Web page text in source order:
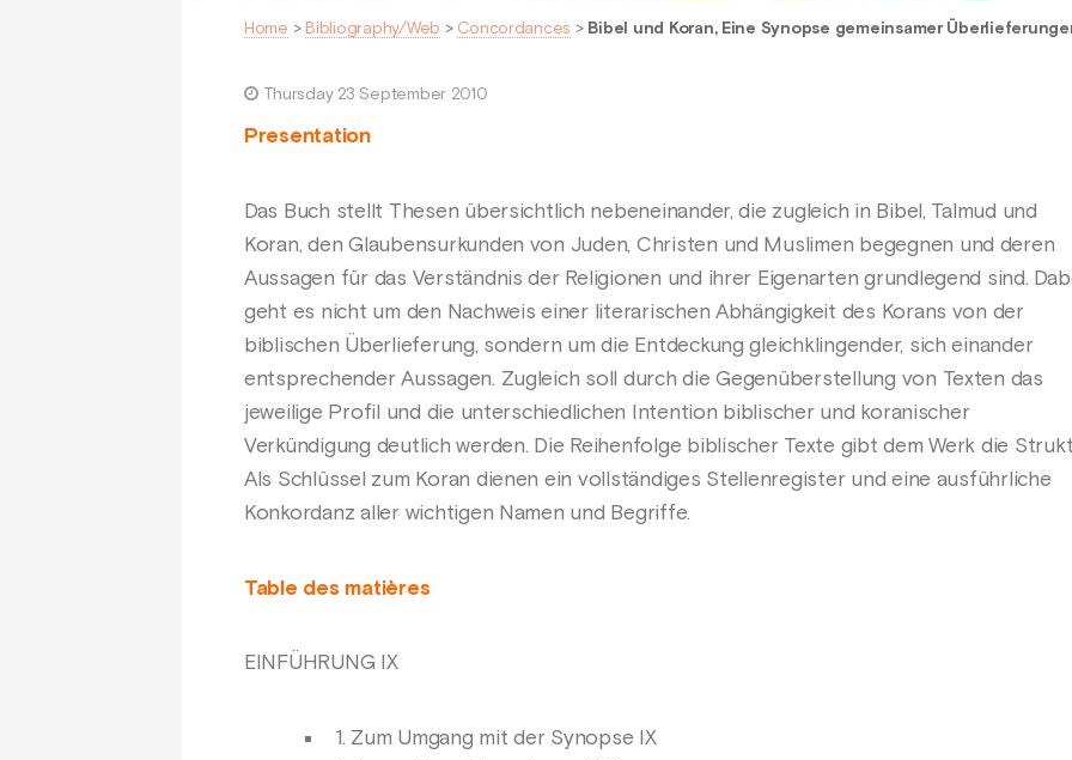
Home > Bibliography/Web > Concordances > Bibel und Koran, Eine Synopse gemeinsamer
Thursday 23 September 2010
Presentation
Das Buch stellt Thesen übersichtlich nebeneinander, die zugleich in Bibel, Talmud und
Koran, den Glaubensurkunden von Juden, Christen und Muslimen begegnen und deren
Aussagen für das Verständnis der Religionen und ihrer Eigenarten grundlegend sind.
geht es nicht um den Nachweis einer literarischen Abhängigkeit des Korans von der
biblischen Überlieferung, sondern um die Entdeckung gleichklingender, sich einander
entsprechender Aussagen. Zugleich soll durch die Gegenüberstellung von Texten das
jeweilige Profil und die unterschiedlichen Intention biblischer und koranischer
Verkündigung deutlich werden. Die Reihenfolge biblischer Texte gibt dem Werk die
Als Schlüssel zum Koran dienen ein vollständiges Stellenregister und eine ausführliche
Konkordanz aller wichtigen Namen und Begriffe.
Table des matières
EINFÜHRUNG IX
1. Zum Umgang mit der Synopse IX